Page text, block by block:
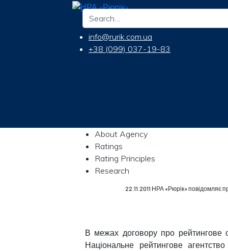
info@rurik.com.ua
+38 (099) 037-19-83
About Agency
Ratings
Rating Principles
Research
22.11.2011 НРА «Рюрік»
В межах договору про
Національне рейтингове